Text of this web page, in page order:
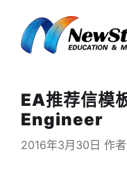
EA推荐信
Engineer
2016年3月30日 作者